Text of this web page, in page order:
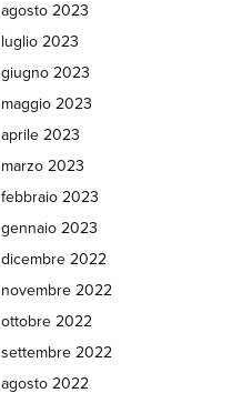
agosto 2023
luglio 2023
giugno 2023
maggio 2023
aprile 2023
marzo 2023
febbraio 2023
gennaio 2023
dicembre 2022
novembre 2022
ottobre 2022
settembre 2022
agosto 2022